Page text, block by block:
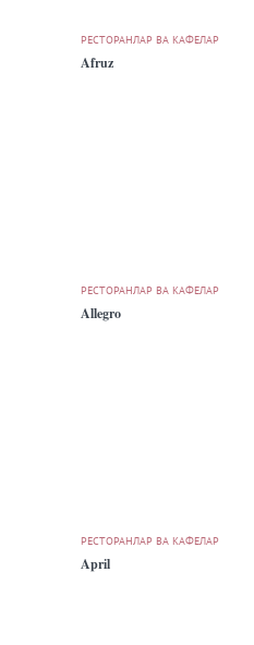
РЕСТОРАНЛАР ВА КАФЕЛАР
Afruz
РЕСТОРАНЛАР ВА КАФЕЛАР
Allegro
РЕСТОРАНЛАР ВА КАФЕЛАР
April